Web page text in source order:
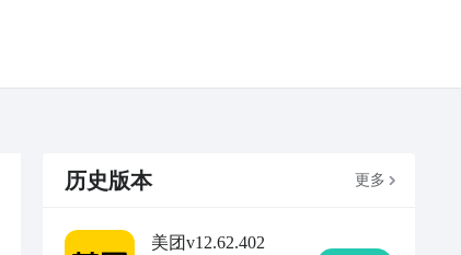
历史版本 更多
美团v12.62.402